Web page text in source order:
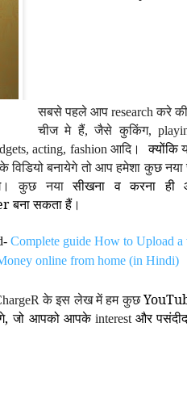
सबसे पहले आप research करे
चीज मे हैं, जैसे कुकिंग,
, acting, fashion आदि। क्योंकि
विडियो बनायेगे तो आप हमेशा कुछ नया
। कुछ नयासीखना व करना ही
बना सकता हैं ।
Complete guide How to Upload a
online from home (in Hindi)
के इस लेख में हम कुछ
जो आपको आपके interestऔर